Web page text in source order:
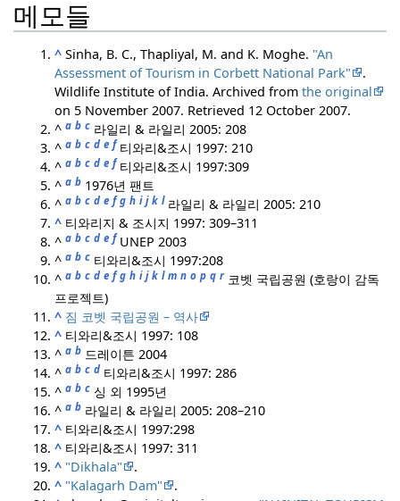
메모들
^ Sinha, B. C., Thapliyal, M. and K. Moghe. "An
Assessment of Tourism in Corbett National Park"
.
Wildlife Institute of India. Archived fromthe original
on 5 November 2007. Retrieved 12 October 2007.
^a b c 라일리 & 라일리 2005: 208
^a b c d e f 티와리&조시 1997: 210
^a b c d e f 티와리&조시 1997:309
^a b 1976년 팬트
^a b c d e f g h i j k l 라일리 & 라일리 2005: 210
^ 티와리지 & 조시지 1997: 309–311
^a b c d e f UNEP 2003
^a b c 티와리&조시 1997:208
^a b c d e f g h i j k l m n o p q r 코벳 국립공원 (호랑이 감독
프로젝트)
^ 짐 코벳 국립공원 – 역사
^ 티와리&조시 1997: 108
^a b 드레이튼 2004
^a b c d 티와리&조시 1997: 286
^a b c 싱 외 1995년
^a b 라일리 & 라일리 2005: 208–210
^ 티와리&조시 1997:298
^ 티와리&조시 1997: 311
^ "Dikhala"
.
^ "Kalagarh Dam"
.